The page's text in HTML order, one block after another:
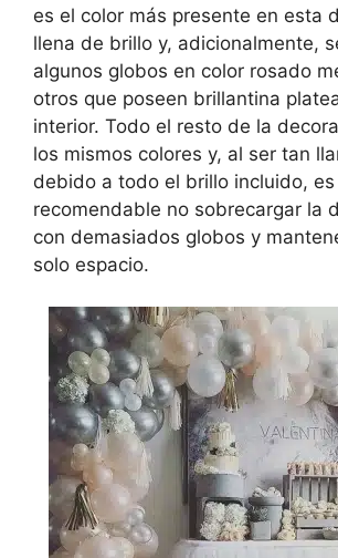
es el color más presente en esta
llena de brillo y, adicionalmente,
algunos globos en color rosado
otros que poseen brillantina
interior. Todo el resto de la
los mismos colores y, al ser tan
debido a todo el brillo incluido, es
recomendable no sobrecargar la
con demasiados globos y
solo espacio.